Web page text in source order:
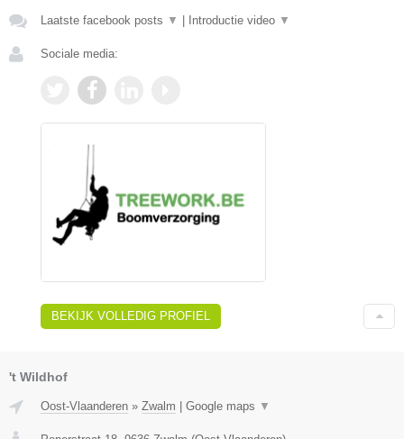
Laatste facebook posts ▼ Introductie video ▼
Sociale media:
BEKIJK VOLLEDIG PROFIEL
't Wildhof
Oost-Vlaanderen » Zwalm Google maps ▼